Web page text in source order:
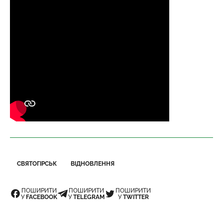
СВЯТОГІРСЬК ВІДНОВЛЕННЯ
ПОШИРИТИ
У FACEBOOK
ПОШИРИТИ
УTELEGRAM
ПОШИРИТИ
УTWITTER